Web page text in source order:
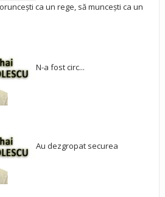
ca un rege, să muncești ca un
N-a fost circ...
Au dezgropat securea